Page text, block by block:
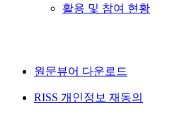
활용 및 참여 현황
원문뷰어 다운로드
RISS 개인정보 재동의